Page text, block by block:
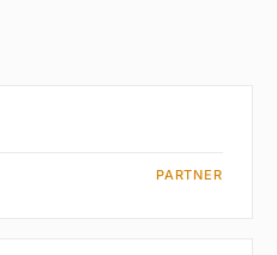
PARTNER